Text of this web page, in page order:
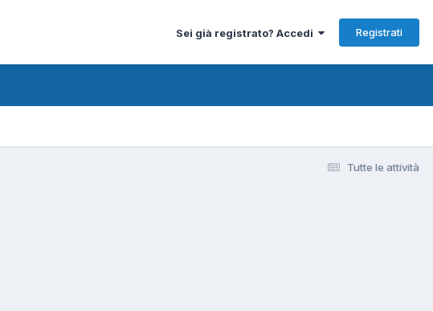
Sei già registrato? Accedi Registrati
Tutte le attività